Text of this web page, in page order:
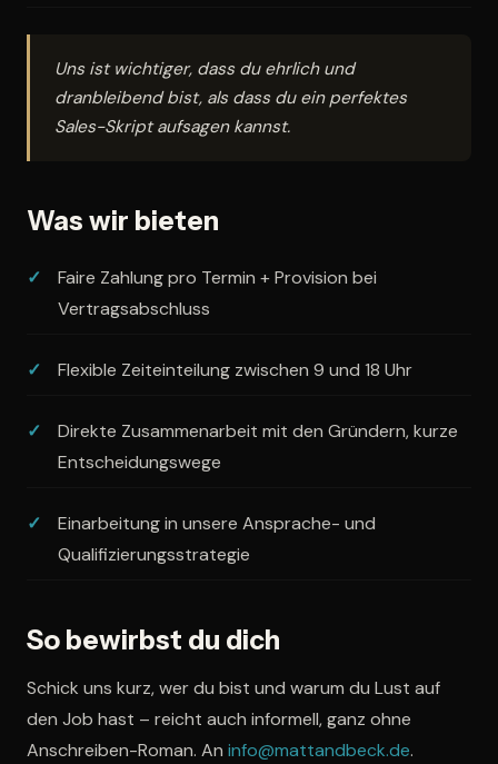
Uns ist wichtiger, dass du ehrlich und
dranbleibend bist, als dass du ein perfektes
Sales-Skript aufsagen kannst.
Was wir bieten
Faire Zahlung pro Termin + Provision bei
Vertragsabschluss
Flexible Zeiteinteilung zwischen 9 und 18 Uhr
Direkte Zusammenarbeit mit den Gründern, kurze
Entscheidungswege
Einarbeitung in unsere Ansprache- und
Qualifizierungsstrategie
So bewirbst du dich
Schick uns kurz, wer du bist und warum du Lust auf
den Job hast – reicht auch informell, ganz ohne
Anschreiben-Roman. An info@mattandbeck.de.